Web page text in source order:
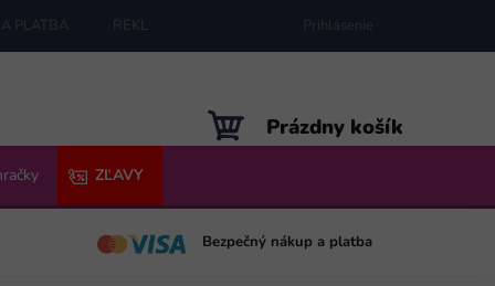
PLATBA REKLAMÁCIE MAPA SERVERU
Prihlásenie
NÁKUPNÝ
KOŠÍK
Prázdny košík
ZĽAVY
Bezpečný nákup a platba